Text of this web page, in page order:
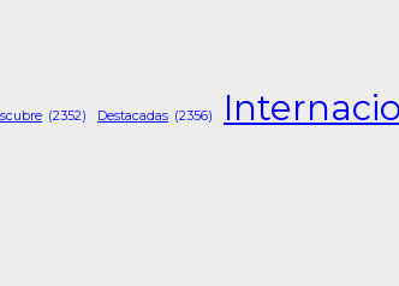
(2352) Destacadas (2356)